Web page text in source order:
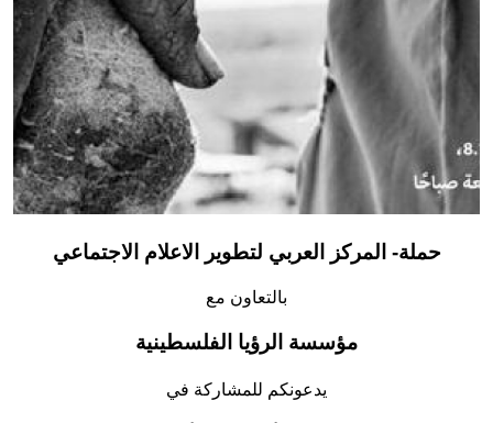
حملة- المركز العربي لتطوير الاعلام الاجتماعي
بالتعاون مع
مؤسسة الرؤيا الفلسطينية
يدعونكم للمشاركة في